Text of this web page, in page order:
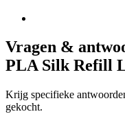
Vragen &
PLA Silk Refill
Krijg specifieke
gekocht.